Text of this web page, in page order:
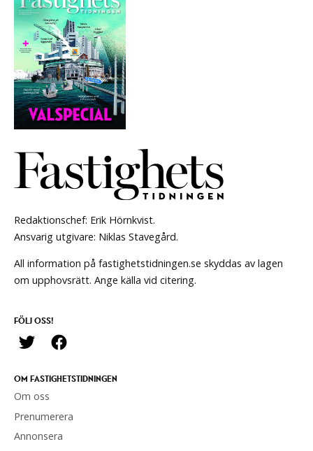
Redaktionschef: Erik Hörnkvist.
Ansvarig utgivare: Niklas Stavegård.
All information på fastighetstidningen.se skyddas av lagen
om upphovsrätt. Ange källa vid citering.
FÖLJ OSS!
OM FASTIGHETSTIDNINGEN
Om oss
Prenumerera
Annonsera